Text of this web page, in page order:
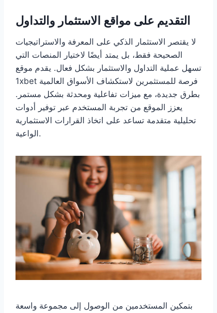
التقديم على مواقع الاستثمار والتداول
لا يقتصر الاستثمار الذكي على المعرفة والاستراتيجيات
الصحيحة فقط، بل يمتد أيضًا لاختيار المنصات التي
تسهل عملية التداول والاستثمار بشكل فعال. يقدم موقع
1xbet فرصة للمستثمرين لاستكشاف الأسواق العالمية
بطرق جديدة، مع ميزات تفاعلية ومحدثة بشكل مستمر.
يعزز الموقع من تجربة المستخدم عبر توفير أدوات
تحليلية متقدمة تساعد على اتخاذ القرارات الاستثمارية
الواعية.
بتمكين المستخدمين من الوصول إلى مجموعة واسعة